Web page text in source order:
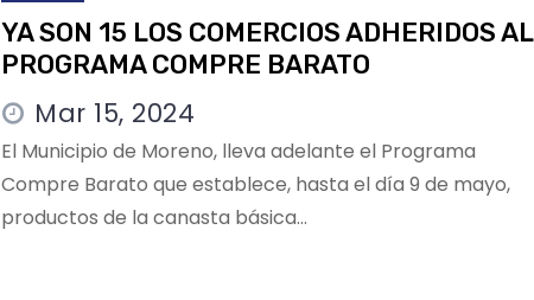
YA SON 15 LOS COMERCIOS ADHERIDOS AL
PROGRAMA COMPRE BARATO
Mar 15, 2024
El Municipio de Moreno, lleva adelante el Programa
Compre Barato que establece, hasta el día 9 de mayo,
productos de la canasta básica…